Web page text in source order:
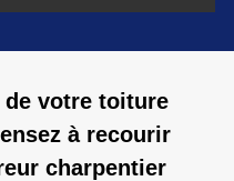
de votre toiture
à recourir
charpentier